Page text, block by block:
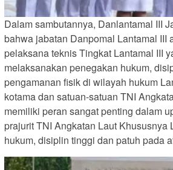
Dalam sambutannya, Danlantamal III
bahwa jabatan Danpomal Lantamal III
pelaksana teknis Tingkat Lantamal III
melaksanakan penegakan hukum,
pengamanan fisik di wilayah hukum
kotama dan satuan-satuan TNI
memiliki peran sangat penting dalam
prajurit TNI Angkatan Laut Khususnya
hukum, disiplin tinggi dan patuh pada